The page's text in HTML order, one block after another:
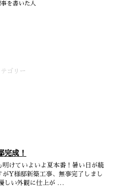
事を書いた人
テゴリー
完成！
明けていよいよ夏本番！暑い日が続
がY様邸新築工事、無事完了しまし
しい外観に仕上が …